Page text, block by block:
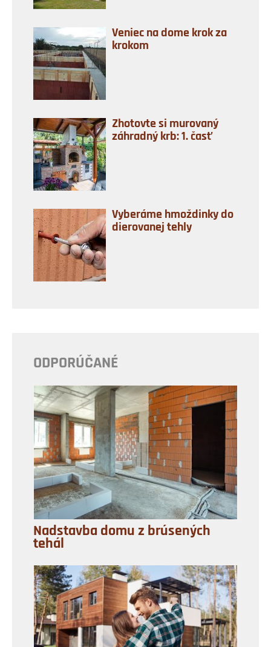
Veniec na dome krok za
krokom
Zhotovte si murovaný
záhradný krb: 1. časť
Vyberáme hmoždinky do
dierovanej tehly
ODPORÚČANÉ
Nadstavba domu z brúsených
tehál